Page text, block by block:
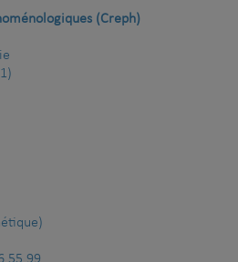
(Creph)